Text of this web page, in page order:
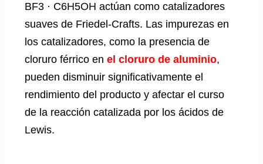
BF3 · C6H5OH actúan como catalizadores
suaves de Friedel-Crafts. Las impurezas en
los catalizadores, como la presencia de
cloruro férrico en el cloruro de aluminio,
pueden disminuir significativamente el
rendimiento del producto y afectar el curso
de la reacción catalizada por los ácidos de
Lewis.